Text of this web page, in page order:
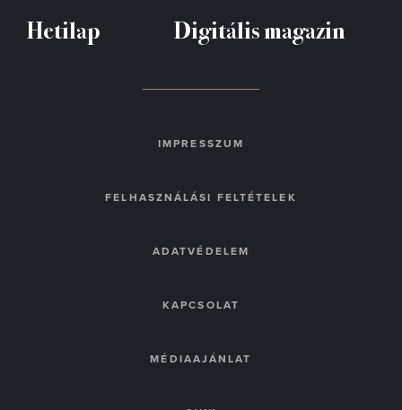
Hetilap Digitális magazin
IMPRESSZUM
FELHASZNÁLÁSI FELTÉTELEK
ADATVÉDELEM
KAPCSOLAT
MÉDIAAJÁNLAT